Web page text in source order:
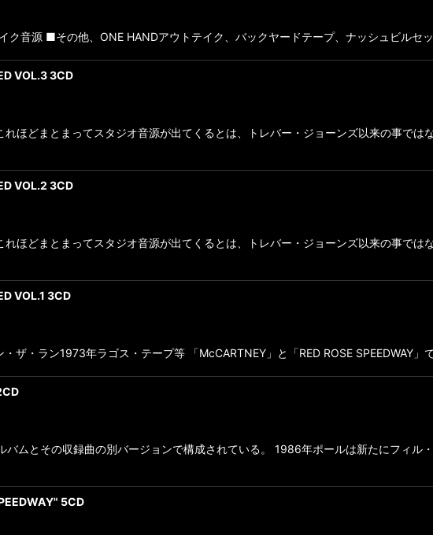
ク音源 ■その他、ONE HANDアウトテイク、バックヤードテープ、ナッシュビル
VOL.3 3CD
ほどまとまってスタジオ音源が出てくるとは、トレバー・ジョーンズ以来の事で
VOL.2 3CD
ほどまとまってスタジオ音源が出てくるとは、トレバー・ジョーンズ以来の事では
VOL.1 3CD
・ラン1973年ラゴス・テープ等 「McCARTNEY」と「RED ROSE SPEEDWAY」
ムとその収録曲の別バージョンで構成されている。 1986年ポールは新たにフィル
5CD